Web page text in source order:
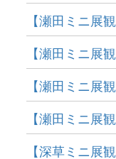
【瀬田ミニ展
【瀬田ミニ展
【瀬田ミニ展
【瀬田ミニ展
【深草ミニ展